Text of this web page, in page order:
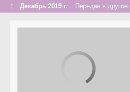
↑ Декабрь 2019 г. Передан в другое